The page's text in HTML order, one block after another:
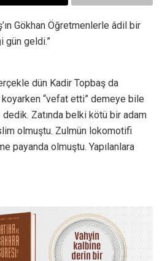
Gökhan Öğretmenlerle âdil bir
gün geldi.”
dün Kadir Topbaş da
“vefat etti” demeye bile
Zatında belki kötü bir adam
olmuştu. Zulmün lokomotifi
payanda olmuştu. Yapılanlara